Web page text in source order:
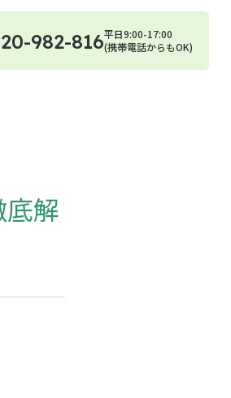
982-816平日9:00-17:00
(携帯電話からもOK)
解